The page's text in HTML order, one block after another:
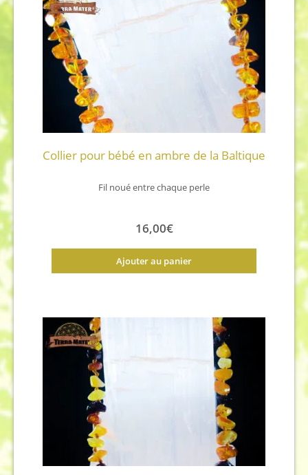
Collier pour bébé en ambre de la Baltique
Fil noué entre chaque perle
16,00€
Ajouter au panier